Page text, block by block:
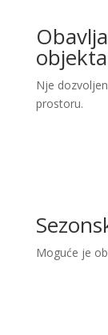
objekta
Nje
prostoru.
Moguće je